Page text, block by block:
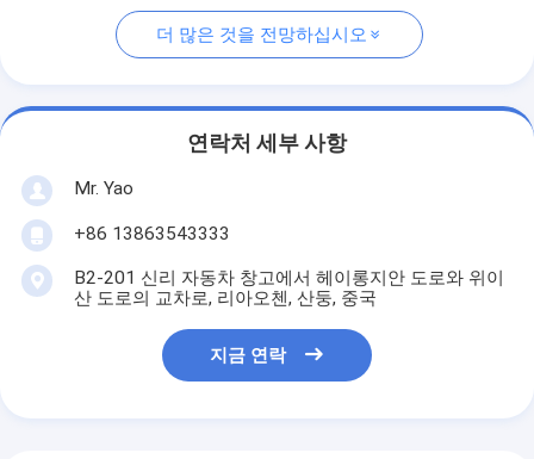
더 많은 것을 전망하십시오
연락처 세부 사항
Mr. Yao
+86 13863543333
B2-201 신리 자동차 창고에서 헤이롱지안 도로와 위이
산 도로의 교차로, 리아오첸, 산둥, 중국
지금 연락